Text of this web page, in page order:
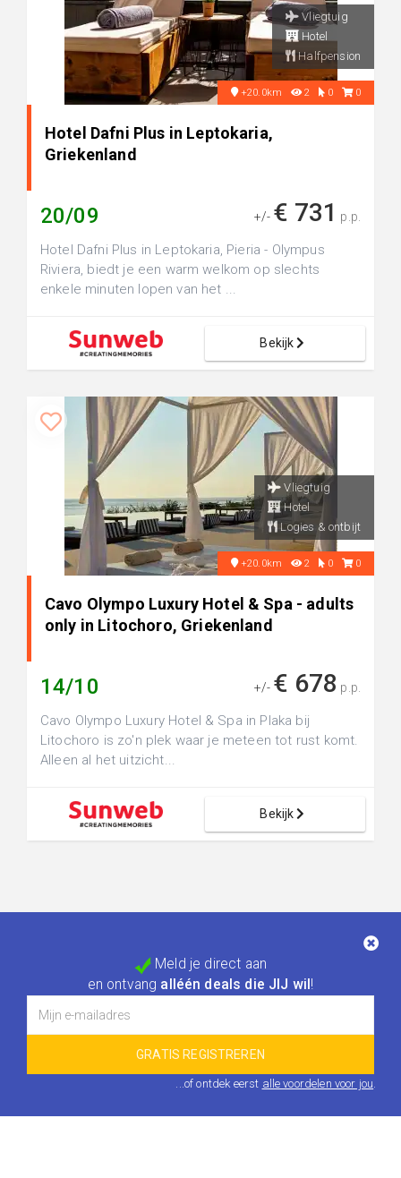
Vliegtuig
Hotel
Halfpension
+20.0km 2 0 0
Hotel Dafni Plus in Leptokaria,
Griekenland
20/09 +/- € 731 p.p.
Hotel Dafni Plus in Leptokaria, Pieria - Olympus
Riviera, biedt je een warm welkom op slechts
enkele minuten lopen van het ...
Bekijk
Vliegtuig
Hotel
Logies & ontbijt
+20.0km 2 0 0
Cavo Olympo Luxury Hotel & Spa - adults
only in Litochoro, Griekenland
14/10 +/- € 678 p.p.
Cavo Olympo Luxury Hotel & Spa in Plaka bij
Litochoro is zo'n plek waar je meteen tot rust komt.
Alleen al het uitzicht...
Bekijk
Meld je direct aan
en ontvang alléén deals die JIJ wil !
...of ontdek eerst alle voordelen voor jou.